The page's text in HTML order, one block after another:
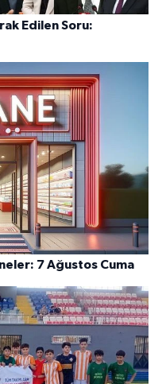
Edilen Soru:
7 Ağustos Cuma